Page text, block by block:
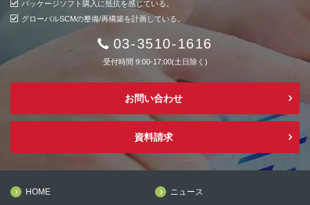
パッケージソフト購入に抵抗を感じている。
グローバルSCMの整備/再構築を計画している。
03-3510-1616
受付時間 9:00-17:00(土日除く)
お問い合わせ
資料請求
HOME
ニュース